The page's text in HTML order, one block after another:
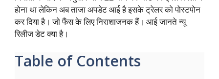
होना था लेकिन अब ताजा अपडेट आई है इसके ट्रेलर को पोस्टपोन
कर दिया है। जो फैंस के लिए निराशाजनक हैं। आई जानते न्यू
रिलीज डेट क्या है।
Table of Contents